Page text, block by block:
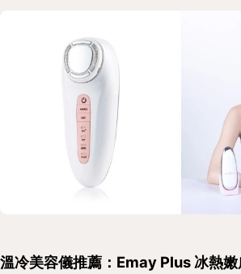
溫冷美容儀推薦：Emay Plus 冰熱